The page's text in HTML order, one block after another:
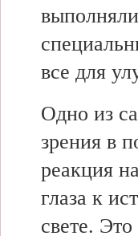
все для
Одно из
зрения в
реакция
глаза к
свете.